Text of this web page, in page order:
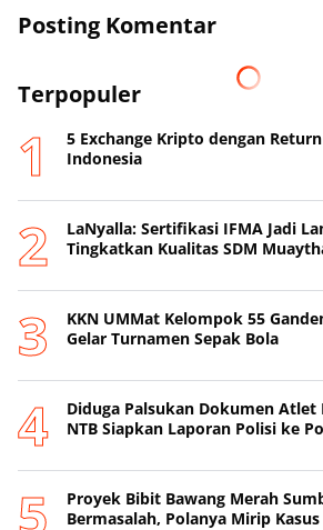
Posting Komentar
Terpopuler
5 Exchange Kripto dengan
Indonesia
LaNyalla: Sertifikasi IFMA Jadi
Tingkatkan Kualitas SDM
KKN UMMat Kelompok 55
Gelar Turnamen Sepak Bola
Diduga Palsukan Dokumen Atlet
NTB Siapkan Laporan Polisi ke
Proyek Bibit Bawang Merah
Bermasalah, Polanya Mirip